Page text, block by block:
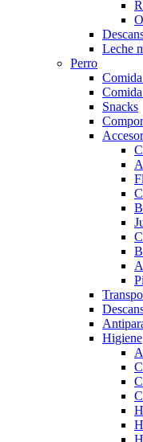
Leche
Perro
Comida
Snacks
Higiene